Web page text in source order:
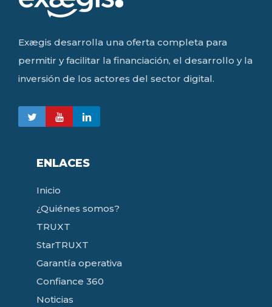
Exægis desarrolla una oferta completa para
permitir y facilitar la financiación, el desarrollo y la
inversión de los actores del sector digital.
ENLACES
Inicio
¿Quiénes somos?
TRUXT
StarTRUXT
Garantía operativa
Confiance 360
Noticias